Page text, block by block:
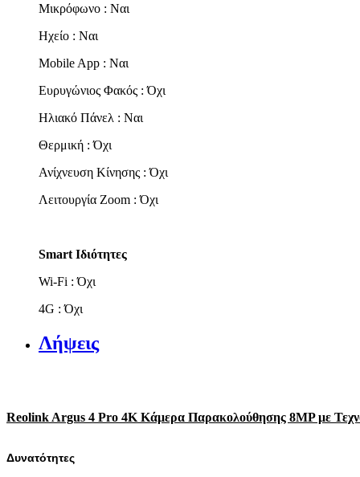
Μικρόφωνο : Ναι
Ηχείο : Ναι
Mobile App : Ναι
Ευρυγώνιος Φακός : Όχι
Ηλιακό Πάνελ : Ναι
Θερμική : Όχι
Ανίχνευση Κίνησης : Όχι
Λειτουργία Zoom : Όχι
Smart Ιδιότητες
Wi-Fi : Όχι
4G : Όχι
Λήψεις
Reolink Argus 4 Pro 4K Κάμερα Παρακολούθησης 8MP με
Δυνατότητες